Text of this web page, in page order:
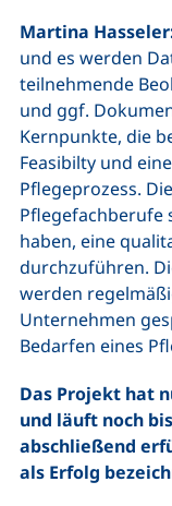
Martina
und es werden
teilnehmende
und ggf.
Kernpunkte, die
Feasibilty und
Pflegeprozess.
Pflegefachberufe
haben, eine
durchzuführen.
werden
Unternehmen
Bedarfen eines
Das Projekt hat
und läuft noch
abschließend
als Erfolg